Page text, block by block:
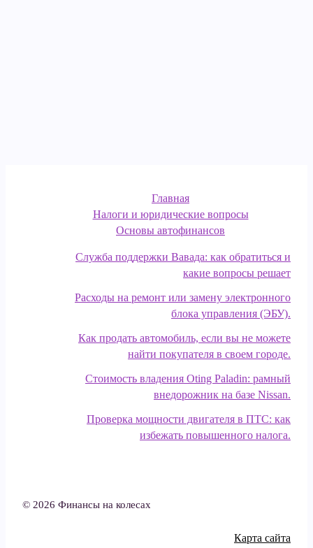
Главная
Налоги и юридические вопросы
Основы автофинансов
Служба поддержки Вавада: как обратиться и
какие вопросы решает
Расходы на ремонт или замену электронного
блока управления (ЭБУ).
Как продать автомобиль, если вы не можете
найти покупателя в своем городе.
Стоимость владения Oting Paladin: рамный
внедорожник на базе Nissan.
Проверка мощности двигателя в ПТС: как
избежать повышенного налога.
© 2026 Финансы на колесах
Карта сайта